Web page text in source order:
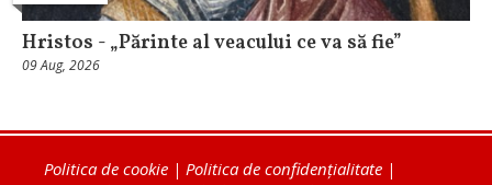
Hristos - „Părinte al veacului ce va să fie”
09 Aug, 2026
Politica de cookie | Politica de confidențialitate |